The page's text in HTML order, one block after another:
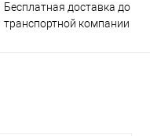
Бесплатная доставка до
транспортной компании